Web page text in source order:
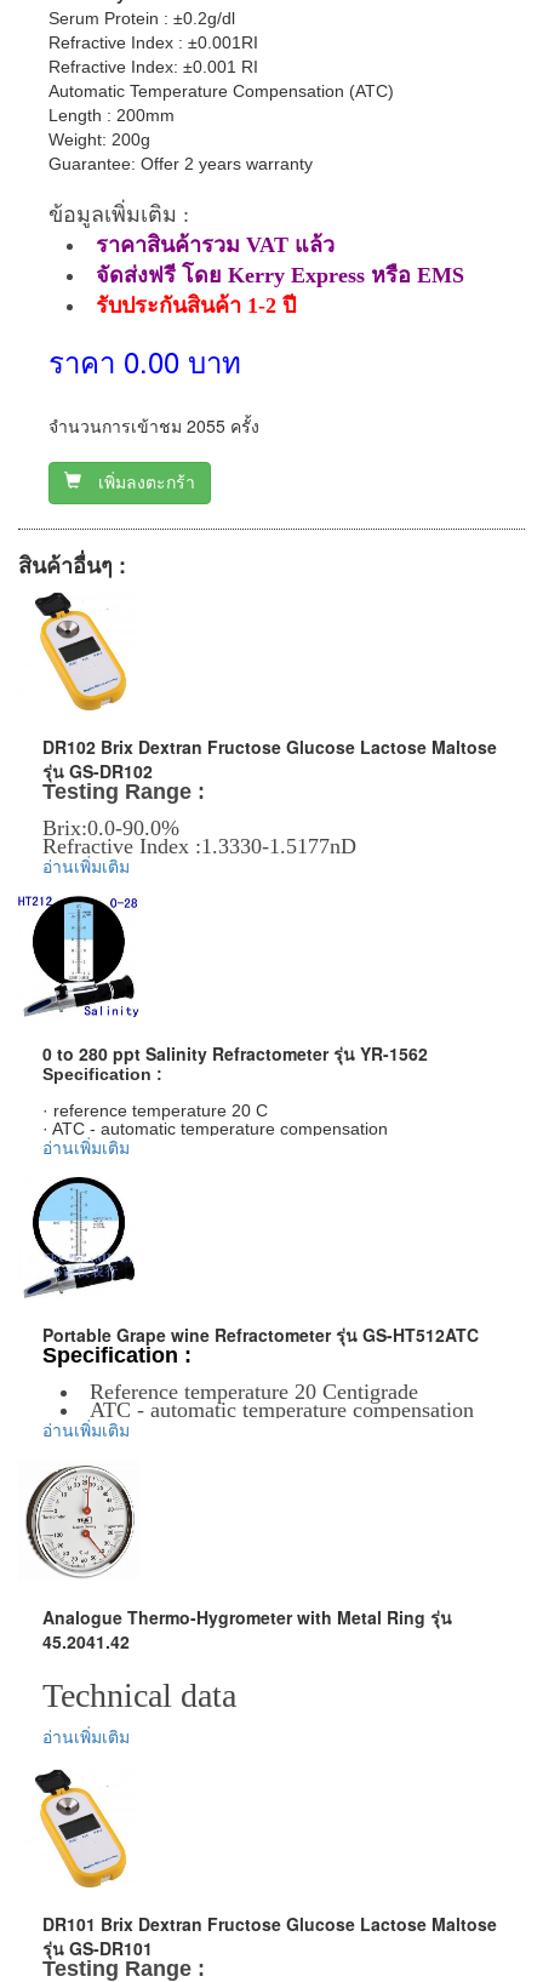
Serum Protein : ±0.2g/dl
Refractive Index : ±0.001RI
Refractive Index: ±0.001 RI
Automatic Temperature Compensation (ATC)
Length : 200mm
Weight: 200g
Guarantee: Offer 2 years warranty
ข้อมูลเพิ่มเติม :
ราคาสินค้ารวม VAT แล้ว
จัดส่งฟรี โดย Kerry Express หรือ EMS
รับประกันสินค้า 1-2 ปี
ราคา 0.00 บาท
จำนวนการเข้าชม 2055 ครั้ง
เพิ่มลงตะกร้า
สินค้าอื่นๆ :
DR102 Brix Dextran Fructose Glucose Lactose Maltose
รุ่น GS-DR102
Testing Range :
Brix:0.0-90.0%
Refractive Index :1.3330-1.5177nD
ราคาสินค้ารวม VAT แล้ว
จัดส่งฟรี โดย Kerry Express หรือ EMS
รับประกันสินค้า 1-2 ปี
อ่านเพิ่มเติม
0 to 280 ppt Salinity Refractometer รุ่น YR-1562
Specification :
· reference temperature 20 C
· ATC - automatic temperature compensation
(compensation range 0 ~ 30 C)
· length ~ 175 mm
· quality technical design
ข้อมูลเพิ่มเติม :
ราคาสินค้ารวม VAT แล้ว
จัดส่งฟรี โดย Kerry Express หรือ EMS
รับประกันสินค้า 1-2 ปี
อ่านเพิ่มเติม
Portable Grape wine Refractometer รุ่น GS-HT512ATC
Specification :
Reference temperature 20 Centigrade
ATC - automatic temperature compensation
(compensation range 0 ~ 30 Centigrade)
Length ~ 175 mm
Quality technical design
ข้อมูลเพิ่มเติม :
ราคาสินค้ารวม VAT แล้ว
จัดส่งฟรี โดย Kerry Express หรือ EMS
รับประกันสินค้า 1-2 ปี
อ่านเพิ่มเติม
Analogue Thermo-Hygrometer with Metal Ring รุ่น
45.2041.42
Technical data
contents
Diameter
work
Material
: Plastic materials, brass, chrome
อ่านเพิ่มเติม
DR101 Brix Dextran Fructose Glucose Lactose Maltose
รุ่น GS-DR101
Testing Range :